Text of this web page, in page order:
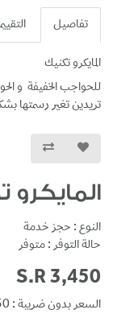
تفاصيل
المايكرو تكنيك
للحواجب الخفيفة و
تريدين تغير رسمتها
النوع : حجز خدمة
حالة التوفر : متوفر
S.R 3,450
السعر بدون ضريبة : S.R 3,450